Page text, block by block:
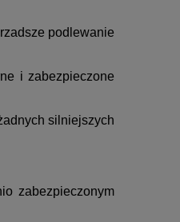
podlewanie
i zabezpieczone
silniejszych
zabezpieczonym